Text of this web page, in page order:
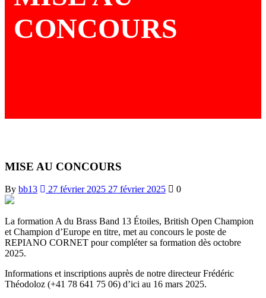
CONCOURS
MISE AU CONCOURS
By bb13 27 février 2025 27 février 2025 0
La formation A du Brass Band 13 Étoiles, British Open Champion
et Champion d’Europe en titre, met au concours le poste de
REPIANO CORNET pour compléter sa formation dès octobre
2025.
Informations et inscriptions auprès de notre directeur Frédéric
Théodoloz (+41 78 641 75 06) d’ici au 16 mars 2025.